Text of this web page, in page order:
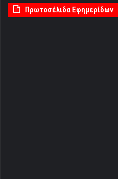
Πρωτοσέλιδα Εφημερίδων